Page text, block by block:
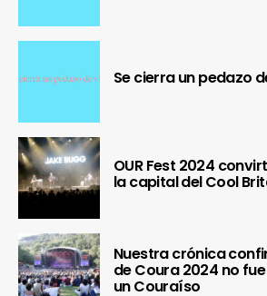
Se cierra un pedazo
OUR Fest 2024
la capital del Cool
Nuestra crónica
de Coura 2024 no
un Couraíso